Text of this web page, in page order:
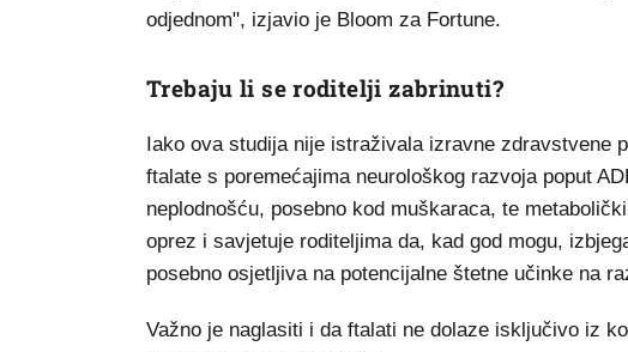
odjednom", izjavio je Bloom za Fortune.
Trebaju li se roditelji zabrinuti?
Iako ova studija nije istraživala izravne zdravstvene
ftalate s poremećajima neurološkog razvoja poput
neplodnošću, posebno kod muškaraca, te
oprez i savjetuje roditeljima da, kad god mogu,
posebno osjetljiva na potencijalne štetne učinke na
Važno je naglasiti i da ftalati ne dolaze isključivo iz